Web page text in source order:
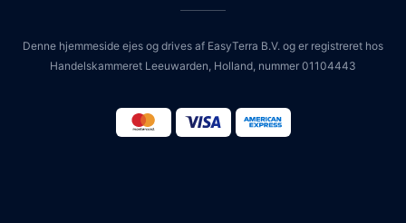
Denne hjemmeside ejes og drives af EasyTerra B.V. og er registreret hos
Handelskammeret Leeuwarden, Holland, nummer 01104443